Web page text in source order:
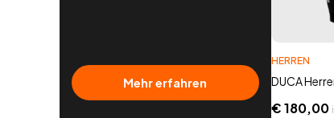
Mehr erfahren
HERREN
DUCA
€180,00